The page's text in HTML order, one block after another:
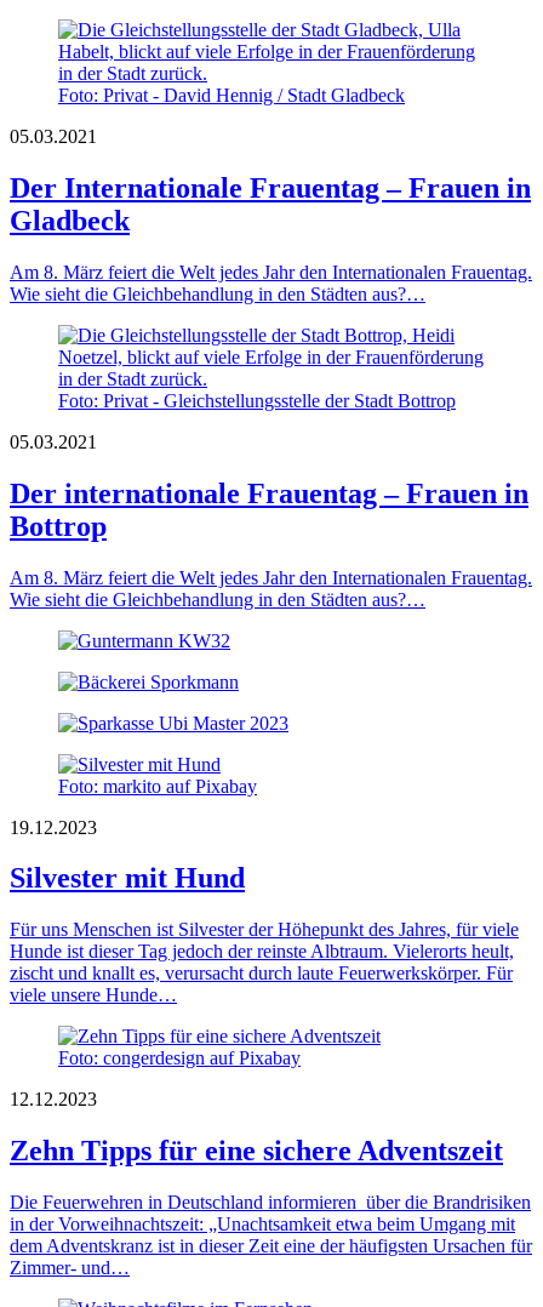
Foto: Privat - David Hennig / Stadt Gladbeck
05.03.2021
Der Internationale Frauentag – Frauen in
Gladbeck
Am 8. März feiert die Welt jedes Jahr den Internationalen Frauentag.
Wie sieht die Gleichbehandlung in den Städten aus?…
Foto: Privat - Gleichstellungsstelle der Stadt Bottrop
05.03.2021
Der internationale Frauentag – Frauen in
Bottrop
Am 8. März feiert die Welt jedes Jahr den Internationalen Frauentag.
Wie sieht die Gleichbehandlung in den Städten aus?…
Foto: markito auf Pixabay
19.12.2023
Silvester mit Hund
Für uns Menschen ist Silvester der Höhepunkt des Jahres, für viele
Hunde ist dieser Tag jedoch der reinste Albtraum. Vielerorts heult,
zischt und knallt es, verursacht durch laute Feuerwerkskörper. Für
viele unsere Hunde…
Foto: congerdesign auf Pixabay
12.12.2023
Zehn Tipps für eine sichere Adventszeit
Die Feuerwehren in Deutschland informieren über die Brandrisiken
in der Vorweihnachtszeit: „Unachtsamkeit etwa beim Umgang mit
dem Adventskranz ist in dieser Zeit eine der häufigsten Ursachen für
Zimmer- und…